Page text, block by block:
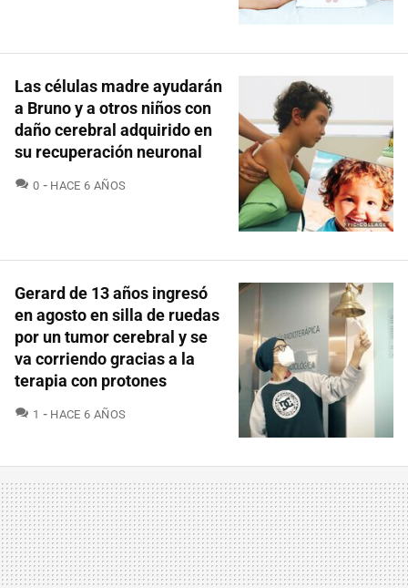
Las células madre ayudarán
a Bruno y a otros niños con
daño cerebral adquirido en
su recuperación neuronal
0 COMENTARIOS
HACE 6 AÑOS
Gerard de 13 años ingresó
en agosto en silla de ruedas
por un tumor cerebral y se
va corriendo gracias a la
terapia con protones
1 COMENTARIOS
HACE 6 AÑOS